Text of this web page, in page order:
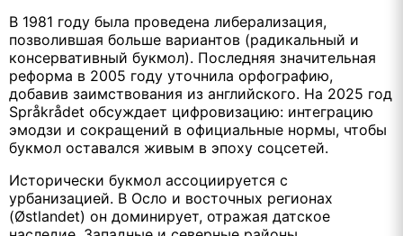
В 1981 году была проведена либерализация,
позволившая больше вариантов (радикальный и
консервативный букмол). Последняя значительная
реформа в 2005 году уточнила орфографию,
добавив заимствования из английского. На 2025 год
Språkrådet обсуждает цифровизацию: интеграцию
эмодзи и сокращений в официальные нормы, чтобы
букмол оставался живым в эпоху соцсетей.
Исторически букмол ассоциируется с
урбанизацией. В Осло и восточных регионах
(Østlandet) он доминирует, отражая датское